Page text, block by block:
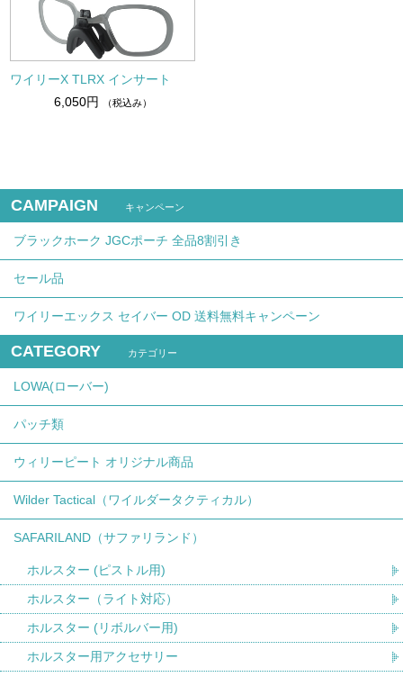
ワイリーX TLRX インサート
6,050円
（税込み）
CAMPAIGN キャンペーン
ブラックホーク JGCポーチ 全品8割引き
セール品
ワイリーエックス セイバー OD 送料無料キャンペーン
CATEGORY カテゴリー
LOWA(ローバー)
パッチ類
ウィリーピート オリジナル商品
Wilder Tactical（ワイルダータクティカル）
SAFARILAND（サファリランド）
ホルスター (ピストル用)
ホルスター（ライト対応）
ホルスター (リボルバー用)
ホルスター用アクセサリー